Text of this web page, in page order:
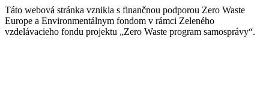
Táto webová stránka vznikla s finančnou podporou Zero Waste
Europe a Environmentálnym fondom v rámci Zeleného
vzdelávacieho fondu projektu „Zero Waste program samosprávy“.